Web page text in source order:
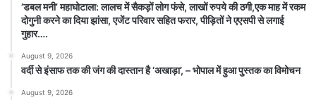
​’डबल मनी’ महाघोटाला: लालच में सैकड़ों लोग फंसे, लाखों रुपये की ठगी,एक माह में रकम
दोगुनी करने का दिया झांसा, एजेंट परिवार सहित फरार, पीड़ितों ने एएसपी से लगाई
गुहार….
August 9, 2026
वर्दी से इंसाफ तक की जंग की दास्तान है ‘अखाड़ा’, – भोपाल में हुआ पुस्तक का विमोचन
August 9, 2026